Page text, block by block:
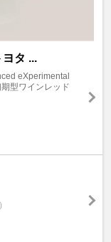
タ ...
eXperimental
型ワインレッド